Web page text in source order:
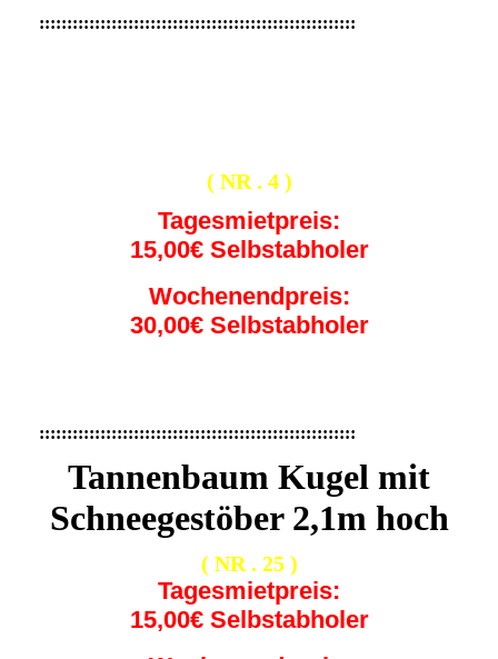
:::::::::::::::::::::::::::::::::::::::::::::::::::::::::
( NR . 4 )
Tagesmietpreis:
15,00€ Selbstabholer
Wochenendpreis:
30,00€ Selbstabholer
:::::::::::::::::::::::::::::::::::::::::::::::::::::::::
Tannenbaum Kugel mit
Schneegestöber 2,1m hoch
( NR . 25 )
Tagesmietpreis:
15,00€ Selbstabholer